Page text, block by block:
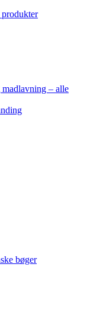
– alle
bøger